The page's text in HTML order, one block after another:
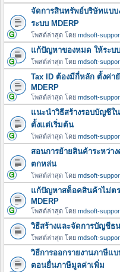
จัดการสินทรัพย์บริษัทแบ
ระบบ MDERP
โพสต์ล่าสุด โดย mdsoft-
แก้ปัญหาของหมด ให้ระบ
โพสต์ล่าสุด โดย mdsoft-
Tax ID ต้องมีกี่หลัก ตั้งค่า
MDERP
โพสต์ล่าสุด โดย mdsoft-
แนะนำวิธีสร้างรอบบัญชีใ
ตั้งแต่เริ่มต้น
โพสต์ล่าสุด โดย mdsoft-
สอนการย้ายสินค้าระหว่า
ตกหล่น
โพสต์ล่าสุด โดย mdsoft-
แก้ปัญหาสต็อคสินค้าไม่ตร
MDERP
โพสต์ล่าสุด โดย mdsoft-
วิธีสร้างและจัดการบัญชีธ
โพสต์ล่าสุด โดย mdsoft-
วิธีการออกรายงานภาษีแ
ตอนยื่นภาษีมูลค่าเพิ่ม